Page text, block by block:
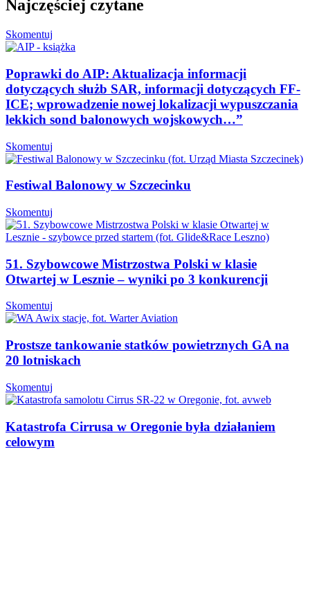
Najczęściej czytane
Skomentuj
Poprawki do AIP: Aktualizacja informacji
dotyczących służb SAR, informacji dotyczących FF-
ICE; wprowadzenie nowej lokalizacji wypuszczania
lekkich sond balonowych wojskowych…”
Skomentuj
Festiwal Balonowy w Szczecinku
Skomentuj
51. Szybowcowe Mistrzostwa Polski w klasie
Otwartej w Lesznie – wyniki po 3 konkurencji
Skomentuj
Prostsze tankowanie statków powietrznych GA na
20 lotniskach
Skomentuj
Katastrofa Cirrusa w Oregonie była działaniem
celowym